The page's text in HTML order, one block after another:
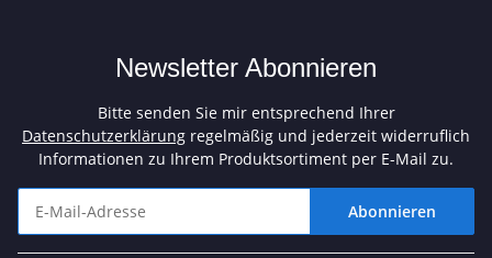
Newsletter Abonnieren
Bitte senden Sie mir entsprechend Ihrer
Datenschutzerklärung regelmäßig und jederzeit widerruflich
Informationen zu Ihrem Produktsortiment per E-Mail zu.
Abonnieren